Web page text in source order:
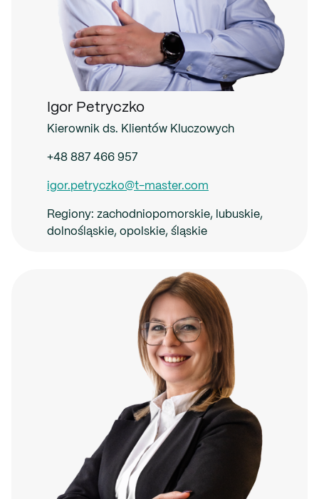
Igor Petryczko
Kierownik ds. Klientów Kluczowych
+48 887 466 957
igor.petryczko@t-master.com
Regiony: zachodniopomorskie, lubuskie,
dolnośląskie, opolskie, śląskie